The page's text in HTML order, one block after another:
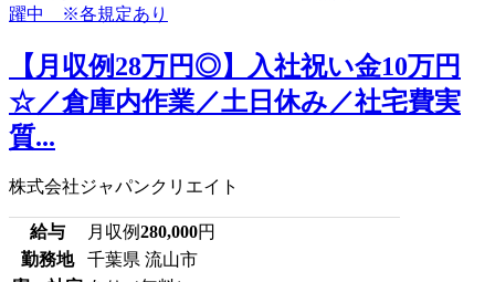
【月収例28万円◎】入社祝い金10万円
☆／倉庫内作業／土日休み／社宅費実
質...
株式会社ジャパンクリエイト
給与 月収例280,000円
勤務地
千葉県 流山市